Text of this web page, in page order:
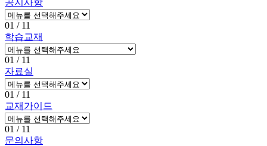
01 / 11
학습교재
01 / 11
자료실
01 / 11
교재가이드
01 / 11
문의사항